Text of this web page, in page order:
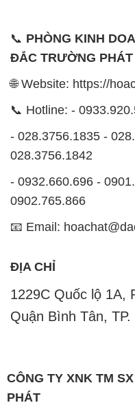
📞 PHÒNG KINH
ĐẮC TRƯỜNG PHÁT
🌐 Website: https://
📞 Hotline: -
- 028.3756.1835 -
028.3756.1842
- 0932.660.696 -
0902.765.866
📧 Email:
ĐỊA CHỈ
1229C Quốc lộ 1A,
Quận Bình Tân,
CÔNG TY XNK TM
PHÁT